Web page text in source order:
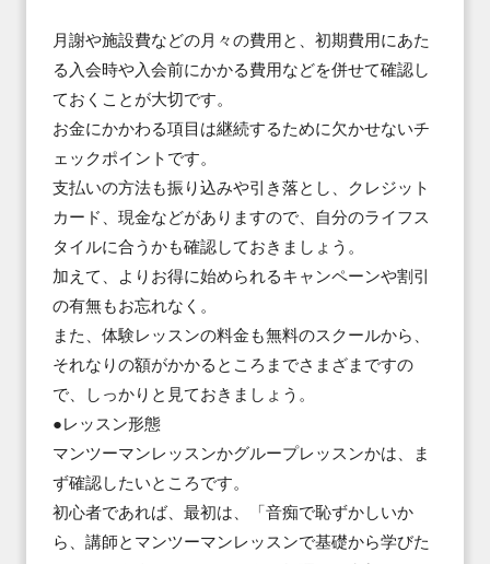
月謝や施設費などの月々の費用と、初期費用にあた
る入会時や入会前にかかる費用などを併せて確認し
ておくことが大切です。
お金にかかわる項目は継続するために欠かせないチ
ェックポイントです。
支払いの方法も振り込みや引き落とし、クレジット
カード、現金などがありますので、自分のライフス
タイルに合うかも確認しておきましょう。
加えて、よりお得に始められるキャンペーンや割引
の有無もお忘れなく。
また、体験レッスンの料金も無料のスクールから、
それなりの額がかかるところまでさまざまですの
で、しっかりと見ておきましょう。
●レッスン形態
マンツーマンレッスンかグループレッスンかは、ま
ず確認したいところです。
初心者であれば、最初は、「音痴で恥ずかしいか
ら、講師とマンツーマンレッスンで基礎から学びた